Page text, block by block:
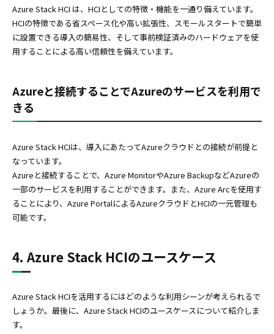
Azure Stack HCI は、HCIとしての特徴・機能を一通り備えています。
HCIの特徴である省スペース化や高い拡張性、スモールスタートで簡単
に設置できる導入の簡易性、そして事前検証済みのハードウェアを使
用することによる高い信頼性を備えています。
Azureと接続することでAzureのサービスを利用で
きる
Azure Stack HCIは、導入にあたってAzureクラウドとの接続が前提と
なっています。
Azureと接続することで、Azure MonitorやAzure BackupなどAzureの
一部のサービスを利用することができます。また、Azure Arcを使用す
ることにより、Azure PortalによるAzureクラウドとHCIの一元管理も
可能です。
4. Azure Stack HCIのユースケース
Azure Stack HCIを活用するにはどのような利用シーンが考えられるで
しょうか。最後に、Azure Stack HCIのユースケースについて紹介しま
す。